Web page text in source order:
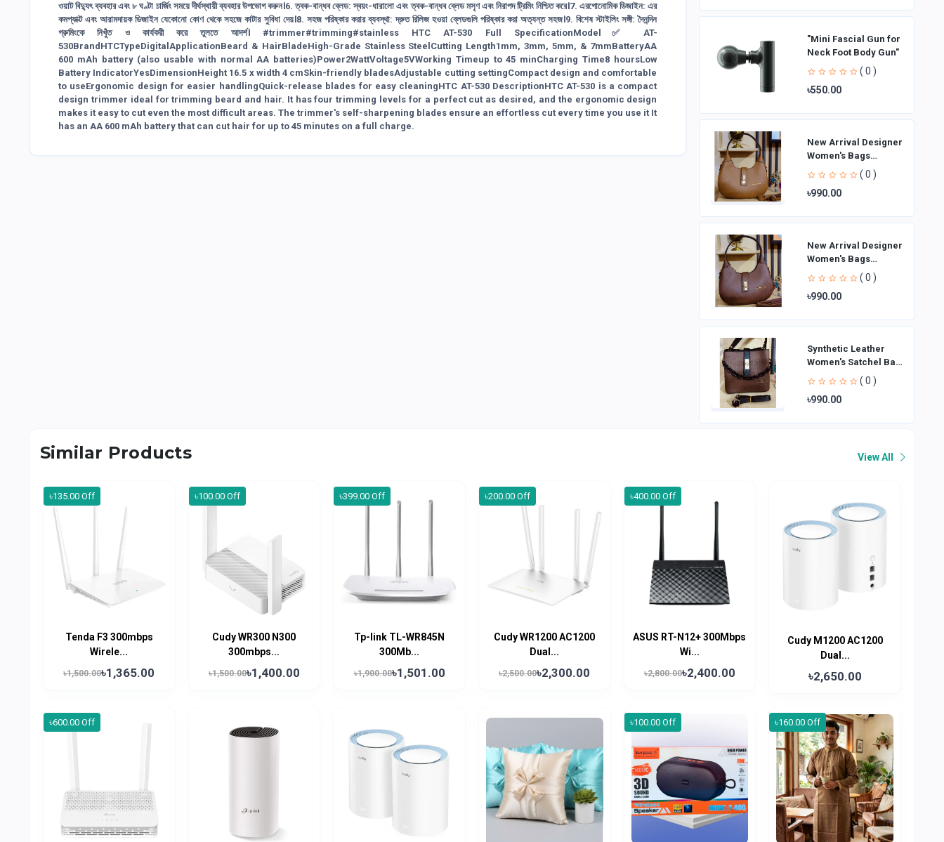
ওয়াট বিদ্যুৎ ব্যবহার এবং ৮ ঘণ্টা চার্জিং সময়ে দীর্ঘস্থায়ী ব্যবহার উপভোগ করুন।6. ত্বক-বান্ধব ব্লেড: স্বয়ং-ধারালো এবং ত্বক-বান্ধব ব্লেড মসৃণ এবং নিরাপদ ট্রিমিং নিশ্চিত করে।7. এরগোনোমিক ডিজাইন: এর
কমপ্যাক্ট এবং আরামদায়ক ডিজাইন যেকোনো কোণ থেকে সহজে কাটার সুবিধা দেয়।8. সহজ পরিষ্কার করার ব্যবস্থা: দ্রুত রিলিজ হওয়া ব্লেডগুলি পরিষ্কার করা অত্যন্ত সহজ।9. বিশেষ স্টাইলিং সঙ্গী: দৈনন্দিন
গ্রুমিংকে নিখুঁত ও কার্যকরী করে তুলতে আদর্শ। #trimmer#trimming#stainless HTC AT-530 Full SpecificationModel✅ AT-
530BrandHTCTypeDigitalApplicationBeard & HairBladeHigh-Grade Stainless SteelCutting Length1mm, 3mm, 5mm, & 7mmBatteryAA
600 mAh battery (also usable with normal AA batteries)Power2WattVoltage5VWorking Timeup to 45 minCharging Time8 hoursLow
Battery IndicatorYesDimensionHeight 16.5 x width 4 cmSkin-friendly bladesAdjustable cutting settingCompact design and comfortable
to useErgonomic design for easier handlingQuick-release blades for easy cleaningHTC AT-530 DescriptionHTC AT-530 is a compact
design trimmer ideal for trimming beard and hair. It has four trimming levels for a perfect cut as desired, and the ergonomic design
makes it easy to cut even the most difficult areas. The trimmer's self-sharpening blades ensure an effortless cut every time you use it It
has an AA 600 mAh battery that can cut hair for up to 45 minutes on a full charge.
"Mini Fascial Gun for
Neck Foot Body Gun"
( 0 )
৳550.00
New Arrival Designer
Women′s Bags
Fashion Curved
design Handbags
Shoulder Bag La
( 0 )
৳990.00
New Arrival Designer
Women′s Bags
Fashion Curved
design Handbags
Shoulder Bag La
( 0 )
৳990.00
Synthetic Leather
Women's Satchel Bag
| Ladies Purse
Handbag | Handheld
Bag | Sl
( 0 )
৳990.00
Similar Products View All
৳135.00 Off
Tenda F3 300mbps
Wirele...
৳1,500.00৳1,365.00
৳100.00 Off
Cudy WR300 N300
300mbps...
৳1,500.00৳1,400.00
৳399.00 Off
Tp-link TL-WR845N
300Mb...
৳1,900.00৳1,501.00
৳200.00 Off
Cudy WR1200 AC1200
Dual...
৳2,500.00৳2,300.00
৳400.00 Off
ASUS RT-N12+ 300Mbps
Wi...
৳2,800.00৳2,400.00
Cudy M1200 AC1200
Dual...
৳2,650.00
৳600.00 Off ৳100.00 Off ৳160.00 Off